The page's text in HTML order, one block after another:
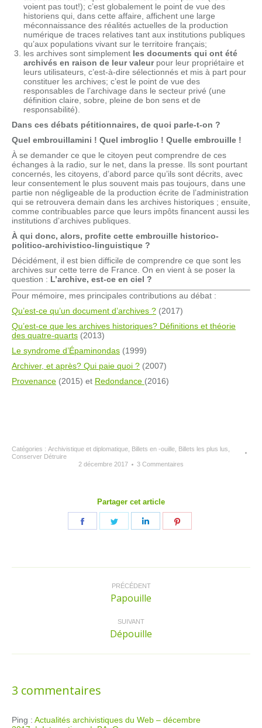
voient pas tout!); c’est globalement le point de vue des
historiens qui, dans cette affaire, affichent une large
méconnaissance des réalités actuelles de la production
numérique de traces relatives tant aux institutions publiques
qu’aux populations vivant sur le territoire français;
les archives sont simplement les documents qui ont été
archivés en raison de leur valeurpour leur propriétaire et
leurs utilisateurs, c’est-à-dire sélectionnés et mis à part pour
constituer les archives; c’est le point de vue des
responsables de l’archivage dans le secteur privé (une
définition claire, sobre, pleine de bon sens et de
responsabilité).
Dans ces débats pétitionnaires, de quoi parle-t-on ?
Quel embrouillamini ! Quel imbroglio ! Quelle embrouille !
À se demander ce que le citoyen peut comprendre de ces
échanges à la radio, sur le net, dans la presse. Ils sont pourtant
concernés, les citoyens, d’abord parce qu’ils sont décrits, avec
leur consentement le plus souvent mais pas toujours, dans une
partie non négligeable de la production écrite de l’administration
qui se retrouvera demain dans les archives historiques ; ensuite,
comme contribuables parce que leurs impôts financent aussi les
institutions d’archives publiques.
À qui donc, alors, profite cette embrouille historico-
politico-archivistico-linguistique ?
Décidément, il est bien difficile de comprendre ce que sont les
archives sur cette terre de France. On en vient à se poser la
question : L’archive, est-ce en ciel ?
Pour mémoire, mes principales contributions au débat :
Qu’est-ce qu’un document d’archives ? (2017)
Qu’est-ce que les archives historiques? Définitions et théorie
des quatre-quarts (2013)
Le syndrome d’Épaminondas (1999)
Archiver, et après? Qui paie quoi ? (2007)
Provenance (2015) et Redondance (2016)
Catégories : Archivistique et diplomatique Billets en -ouille Billets les plus lus
Conserver Détruire
2 décembre 2017
3 Commentaires
Partager cet article
Partager Partager Partager
PRÉCÉDENT
Article
Papouille
SUIVANT
Article
:
Dépouille
3 commentaires
Ping : Actualités archivistiques du Web – décembre